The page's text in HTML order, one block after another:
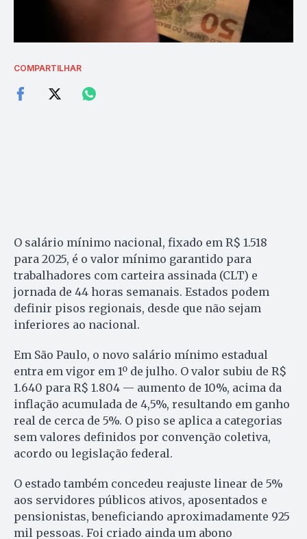
COMPARTILHAR
O salário mínimo nacional, fixado em R$ 1.518
para 2025, é o valor mínimo garantido para
trabalhadores com carteira assinada (CLT) e
jornada de 44 horas semanais. Estados podem
definir pisos regionais, desde que não sejam
inferiores ao nacional.
Em São Paulo, o novo salário mínimo estadual
entra em vigor em 1º de julho. O valor subiu de R$
1.640 para R$ 1.804 — aumento de 10%, acima da
inflação acumulada de 4,5%, resultando em ganho
real de cerca de 5%. O piso se aplica a categorias
sem valores definidos por convenção coletiva,
acordo ou legislação federal.
O estado também concedeu reajuste linear de 5%
aos servidores públicos ativos, aposentados e
pensionistas, beneficiando aproximadamente 925
mil pessoas. Foi criado ainda um abono